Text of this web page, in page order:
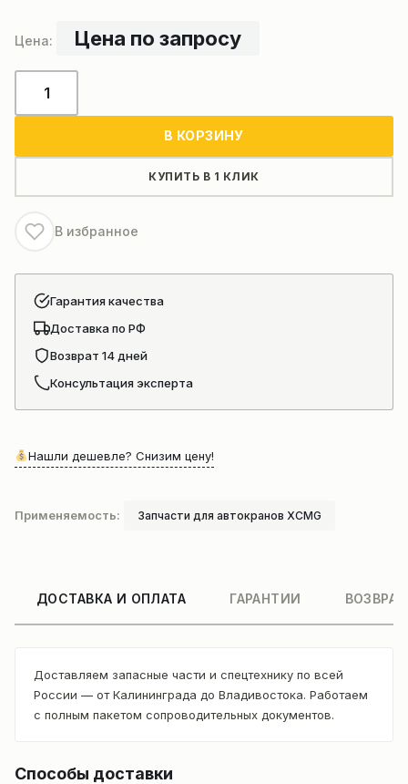
Цена по запросу
товара
с
креплением
В КОРЗИНУ
КУПИТЬ В 1 КЛИК
В избранное
Гарантия качества
Доставка по РФ
Возврат 14 дней
Консультация эксперта
Нашли дешевле? Снизим цену!
Применяемость: Запчасти для автокранов XCMG
ДОСТАВКА И ОПЛАТА ГАРАНТИИ
Доставляем запасные части и спецтехнику по всей
России — от Калининграда до Владивостока. Работаем
с полным пакетом сопроводительных документов.
Способы доставки